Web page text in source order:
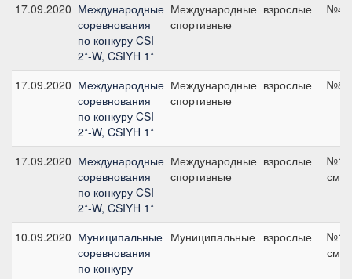
17.09.2020 Международные
соревнования
по конкуру CSI
2*-W, CSIYH 1*
Международные
спортивные
взрослые №4,
17.09.2020 Международные
соревнования
по конкуру CSI
2*-W, CSIYH 1*
Международные
спортивные
взрослые №8,
17.09.2020 Международные
соревнования
по конкуру CSI
2*-W, CSIYH 1*
Международные
спортивные
взрослые
см
10.09.2020 Муниципальные
соревнования
по конкуру
Муниципальные взрослые
см